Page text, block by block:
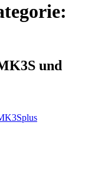
und